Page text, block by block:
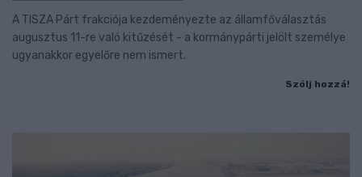
A TISZA Párt frakciója kezdeményezte az államfőválasztás
augusztus 11-re való kitűzését - a kormánypárti jelölt személye
ugyanakkor egyelőre nem ismert.
Szólj hozzá!